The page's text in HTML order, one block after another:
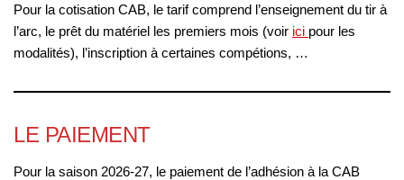
Pour la cotisation CAB, le tarif comprend l’enseignement du tir à
l’arc, le prêt du matériel les premiers mois (voir ici pour les
modalités), l’inscription à certaines compétions, …
LE PAIEMENT
Pour la saison 2026-27, le paiement de l’adhésion à la CAB